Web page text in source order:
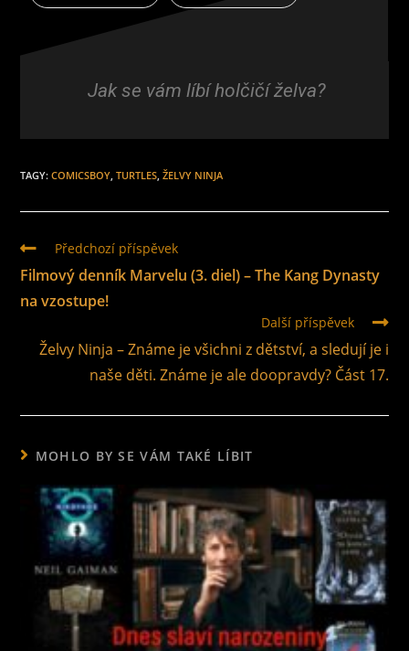
Jak se vám líbí holčičí želva?
TAGY:COMICSBOY TURTLES ŽELVY NINJA
Předchozí příspěvek
Filmový denník Marvelu (3. diel) – The Kang Dynasty
na vzostupe!
Další příspěvek
Želvy Ninja – Známe je všichni z dětství, a sledují je i
naše děti. Známe je ale doopravdy? Část 17.
MOHLO BY SE VÁM TAKÉ LÍBIT